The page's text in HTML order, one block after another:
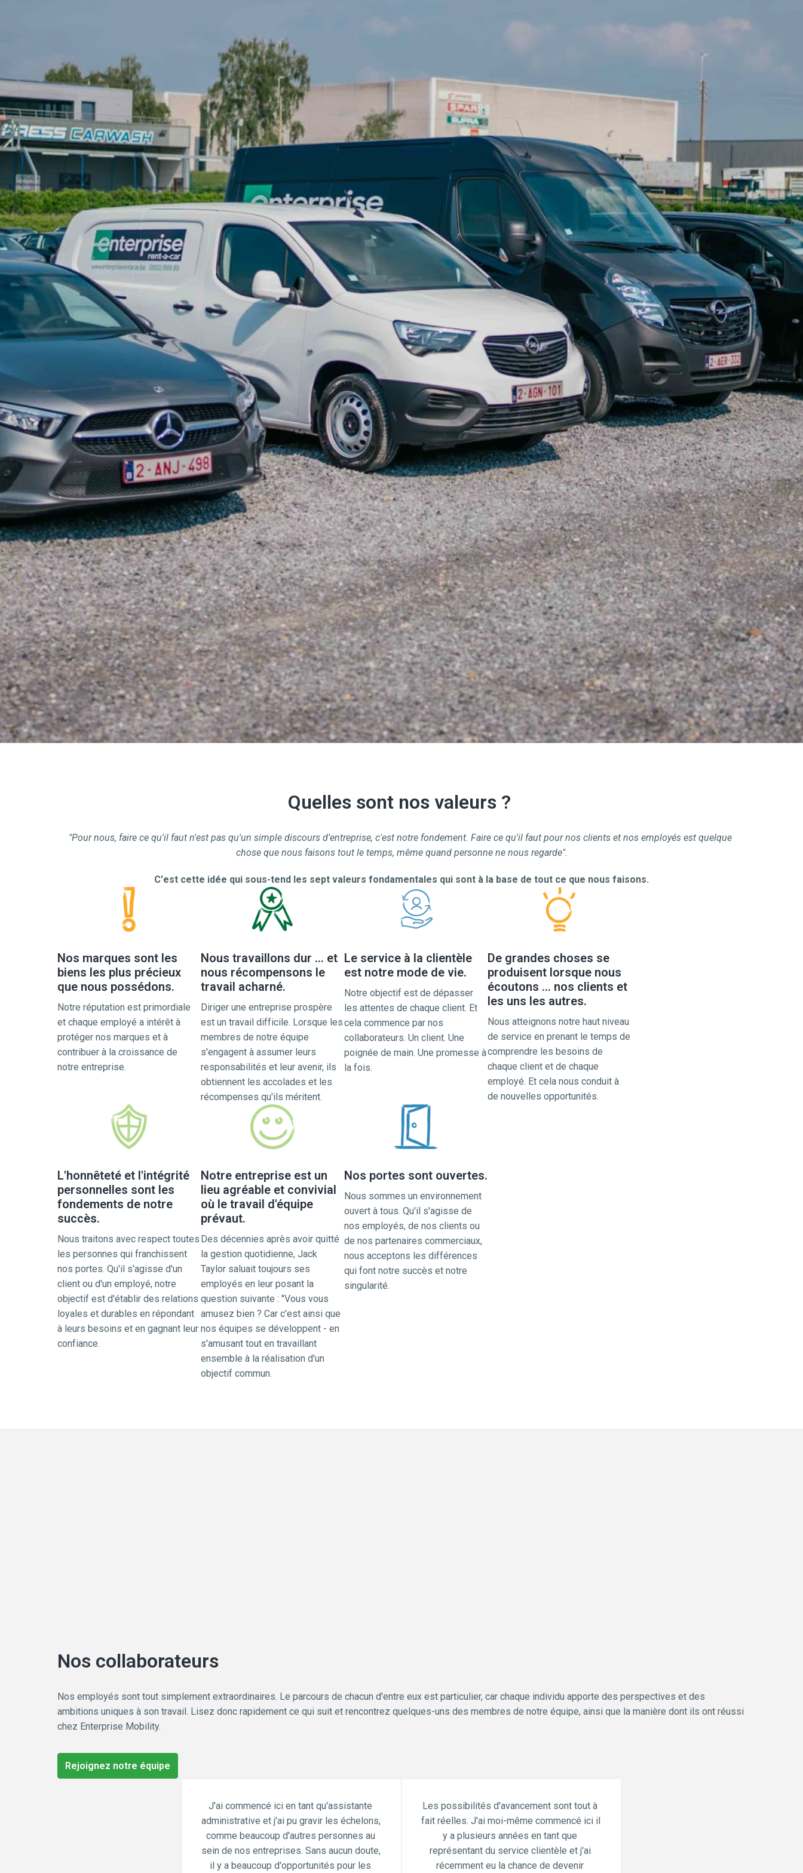
Quelles sont nos valeurs ?
"Pour nous, faire ce qu'il faut n'est pas qu'un simple discours d'entreprise, c'est notre fondement. Faire ce qu'il faut pour nos clients et nos employés est quelque
chose que nous faisons tout le temps, même quand personne ne nous regarde".
C'est cette idée qui sous-tend les sept valeurs fondamentales qui sont à la base de tout ce que nous faisons.
Nos marques sont les
biens les plus précieux
que nous possédons.
Notre réputation est primordiale
et chaque employé a intérêt à
protéger nos marques et à
contribuer à la croissance de
notre entreprise.
Nous travaillons dur ... et
nous récompensons le
travail acharné.
Diriger une entreprise prospère
est un travail difficile. Lorsque les
membres de notre équipe
s'engagent à assumer leurs
responsabilités et leur avenir, ils
obtiennent les accolades et les
récompenses qu'ils méritent.
Le service à la clientèle
est notre mode de vie.
Notre objectif est de dépasser
les attentes de chaque client. Et
cela commence par nos
collaborateurs. Un client. Une
poignée de main. Une promesse à
la fois.
De grandes choses se
produisent lorsque nous
écoutons ... nos clients et
les uns les autres.
Nous atteignons notre haut niveau
de service en prenant le temps de
comprendre les besoins de
chaque client et de chaque
employé. Et cela nous conduit à
de nouvelles opportunités.
L'honnêteté et l'intégrité
personnelles sont les
fondements de notre
succès.
Nous traitons avec respect toutes
les personnes qui franchissent
nos portes. Qu'il s'agisse d'un
client ou d'un employé, notre
objectif est d'établir des relations
loyales et durables en répondant
à leurs besoins et en gagnant leur
confiance.
Notre entreprise est un
lieu agréable et convivial
où le travail d'équipe
prévaut.
Des décennies après avoir quitté
la gestion quotidienne, Jack
Taylor saluait toujours ses
employés en leur posant la
question suivante : "Vous vous
amusez bien ? Car c'est ainsi que
nos équipes se développent - en
s'amusant tout en travaillant
ensemble à la réalisation d'un
objectif commun.
Nos portes sont ouvertes.
Nous sommes un environnement
ouvert à tous. Qu'il s'agisse de
nos employés, de nos clients ou
de nos partenaires commerciaux,
nous acceptons les différences
qui font notre succès et notre
singularité.
Nos collaborateurs
Nos employés sont tout simplement extraordinaires. Le parcours de chacun d'entre eux est particulier, car chaque individu apporte des perspectives et des
ambitions uniques à son travail. Lisez donc rapidement ce qui suit et rencontrez quelques-uns des membres de notre équipe, ainsi que la manière dont ils ont réussi
chez Enterprise Mobility.
Rejoignez notre équipe
J'ai commencé ici en tant qu'assistante
administrative et j'ai pu gravir les échelons,
comme beaucoup d'autres personnes au
sein de nos entreprises. Sans aucun doute,
il y a beaucoup d'opportunités pour les
Les possibilités d'avancement sont tout à
fait réelles. J'ai moi-même commencé ici il
y a plusieurs années en tant que
représentant du service clientèle et j'ai
récemment eu la chance de devenir